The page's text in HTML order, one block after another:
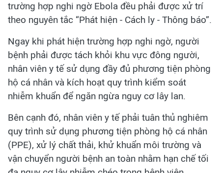
trường hợp nghi ngờ Ebola đều phải được xử trí
theo nguyên tắc “Phát hiện - Cách ly - Thông báo”.
Ngay khi phát hiện trường hợp nghi ngờ, người
bệnh phải được tách khỏi khu vực đông người,
nhân viên y tế sử dụng đầy đủ phương tiện phòng
hộ cá nhân và kích hoạt quy trình kiểm soát
nhiễm khuẩn để ngăn ngừa nguy cơ lây lan.
Bên cạnh đó, nhân viên y tế phải tuân thủ nghiêm
quy trình sử dụng phương tiện phòng hộ cá nhân
(PPE), xử lý chất thải, khử khuẩn môi trường và
vận chuyển người bệnh an toàn nhằm hạn chế tối